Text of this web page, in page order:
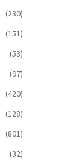
(230)
(151)
(53)
(97)
(420)
(128)
(801)
(32)